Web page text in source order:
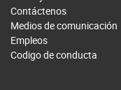
Contáctenos
Medios de comunicación
Empleos
Codigo de conducta